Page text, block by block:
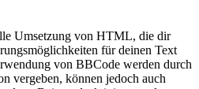
Umsetzung von HTML, die dir
für deinen Text
von BBCode werden durch
vergeben, können jedoch auch